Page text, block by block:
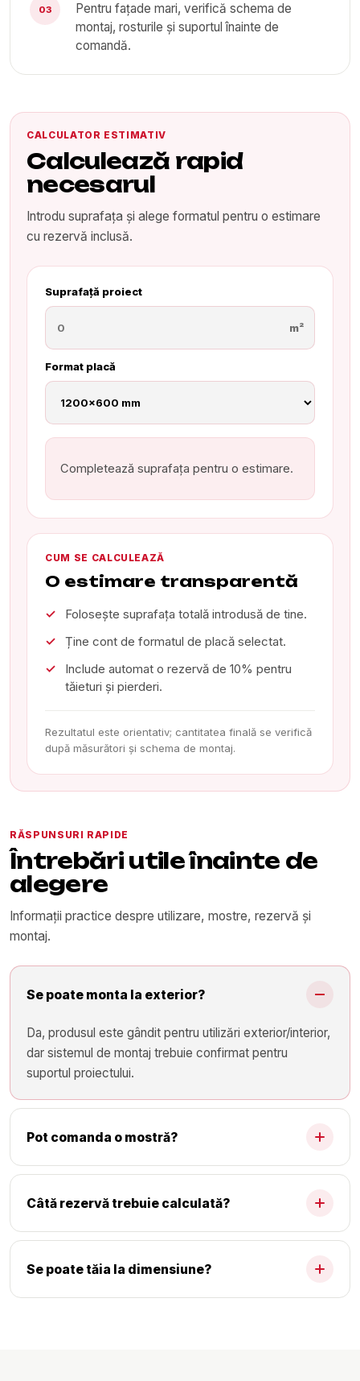
03
Pentru fațade mari, verifică schema de
montaj, rosturile și suportul înainte de
comandă.
CALCULATOR ESTIMATIV
Calculează rapid
necesarul
Introdu suprafața și alege formatul pentru o estimare
cu rezervă inclusă.
Suprafață proiect
m²
Format placă
Completează suprafața pentru o estimare.
CUM SE CALCULEAZĂ
O estimare transparentă
Folosește suprafața totală introdusă de tine.
Ține cont de formatul de placă selectat.
Include automat o rezervă de 10% pentru
tăieturi și pierderi.
Rezultatul este orientativ; cantitatea finală se verifică
după măsurători și schema de montaj.
RĂSPUNSURI RAPIDE
Întrebări utile înainte de
alegere
Informații practice despre utilizare, mostre, rezervă și
montaj.
Se poate monta la exterior?
Da, produsul este gândit pentru utilizări exterior/interior,
dar sistemul de montaj trebuie confirmat pentru
suportul proiectului.
Pot comanda o mostră?
Câtă rezervă trebuie calculată?
Se poate tăia la dimensiune?